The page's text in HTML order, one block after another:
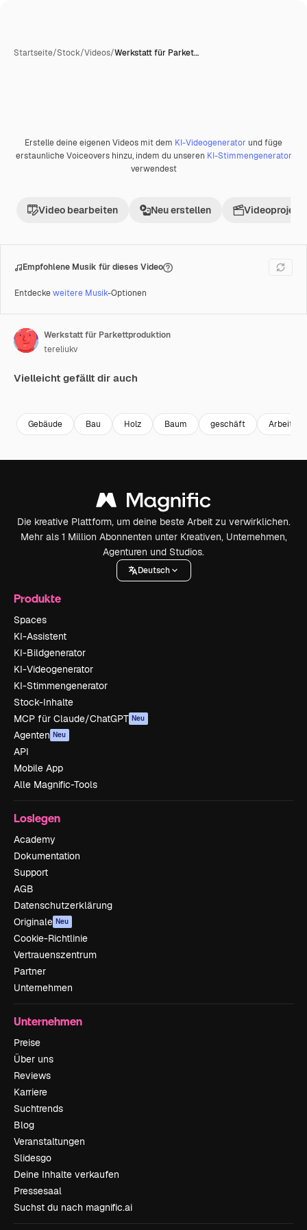
Startseite/Stock/Videos/Werkstatt für Parket…
Premium
Erstelle deine eigenen Videos mit dem KI-Videogenerator und füge
erstaunliche Voiceovers hinzu, indem du unseren KI-Stimmengenerator
verwendest
Video bearbeiten Neu erstellen Videoprojekt
Empfohlene Musik für dieses Video
Entdeckeweitere Musik-Optionen
Werkstatt für Parkettproduktion
tereliukv
Vielleicht gefällt dir auch
Gebäude Bau Holz Baum geschäft Arbeit
Die kreative Plattform, um deine beste Arbeit zu verwirklichen.
Mehr als 1 Million Abonnenten unter Kreativen, Unternehmen,
Agenturen und Studios.
Deutsch
Produkte
Spaces
KI-Assistent
KI-Bildgenerator
KI-Videogenerator
KI-Stimmengenerator
Stock-Inhalte
MCP für Claude/ChatGPT Neu
Agenten Neu
API
Mobile App
Alle Magnific-Tools
Loslegen
Academy
Dokumentation
Support
AGB
Datenschutzerklärung
Originale Neu
Cookie-Richtlinie
Vertrauenszentrum
Partner
Unternehmen
Unternehmen
Preise
Über uns
Reviews
Karriere
Suchtrends
Blog
Veranstaltungen
Slidesgo
Deine Inhalte verkaufen
Pressesaal
Suchst du nach magnific.ai